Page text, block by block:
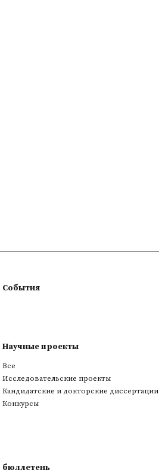
События
Научные проекты
Все
Исследовательские проекты
Кандидатские и докторские диссертации
Конкурсы
бюллетень